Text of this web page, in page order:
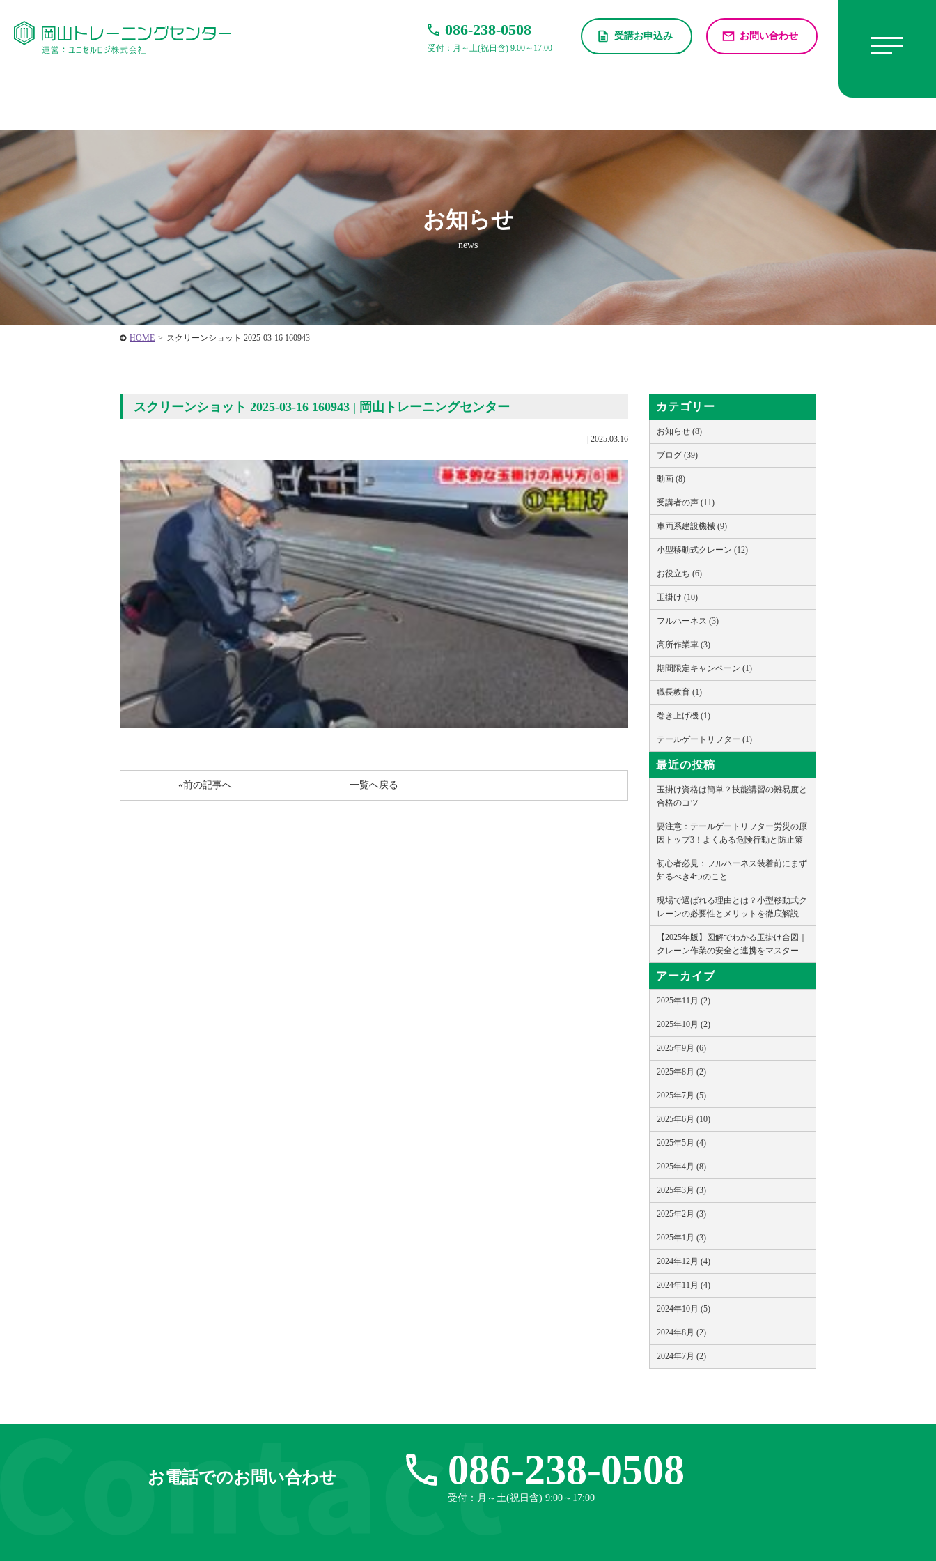
Warning
Warning : Attempt to read property "category_nicename" on null in /home/okayamatc/kenki-kyosyu.com/public_html/wp/wp-content/themes/exam/header.phpon line 138
086-238-0508
受付：月～土(祝日含) 9:00～17:00
受講お申込み お問い合わせ
お知らせ
news
HOME > スクリーンショット 2025-03-16 160943
スクリーンショット 2025-03-16 160943 | 岡山トレーニングセンター
2025.03.16
«前の記事へ 一覧へ戻る
カテゴリー
お知らせ (8)
ブログ (39)
動画 (8)
受講者の声 (11)
車両系建設機械 (9)
小型移動式クレーン (12)
お役立ち (6)
玉掛け (10)
フルハーネス (3)
高所作業車 (3)
期間限定キャンペーン (1)
職長教育 (1)
巻き上げ機 (1)
テールゲートリフター (1)
最近の投稿
玉掛け資格は簡単？技能講習の難易度と
合格のコツ
要注意：テールゲートリフター労災の原
因トップ3！よくある危険行動と防止策
初心者必見：フルハーネス装着前にまず
知るべき4つのこと
現場で選ばれる理由とは？小型移動式ク
レーンの必要性とメリットを徹底解説
【2025年版】図解でわかる玉掛け合図｜
クレーン作業の安全と連携をマスター
アーカイブ
2025年11月 (2)
2025年10月 (2)
2025年9月 (6)
2025年8月 (2)
2025年7月 (5)
2025年6月 (10)
2025年5月 (4)
2025年4月 (8)
2025年3月 (3)
2025年2月 (3)
2025年1月 (3)
2024年12月 (4)
2024年11月 (4)
2024年10月 (5)
2024年8月 (2)
2024年7月 (2)
お電話でのお問い合わせ 086-238-0508
受付：月～土(祝日含) 9:00～17:00